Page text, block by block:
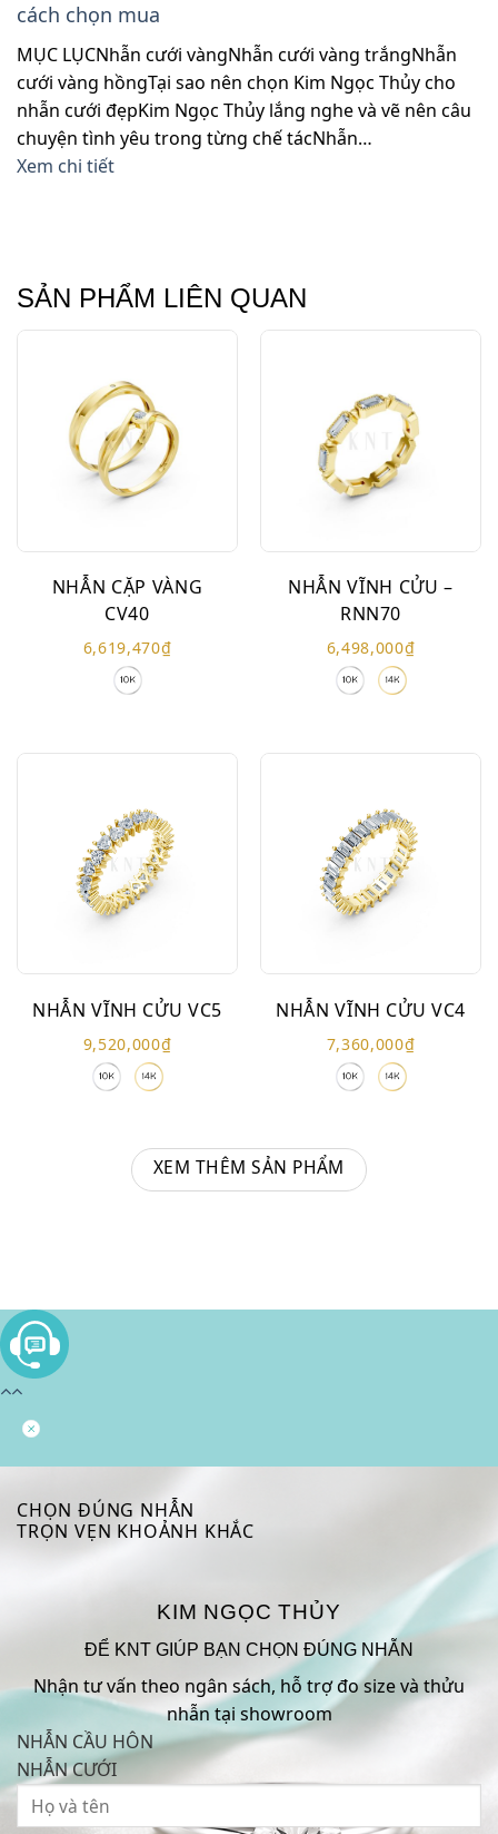
cách chọn mua
MỤC LỤCNhẫn cưới vàngNhẫn cưới vàng trắngNhẫn
cưới vàng hồngTại sao nên chọn Kim Ngọc Thủy cho
nhẫn cưới đẹpKim Ngọc Thủy lắng nghe và vẽ nên câu
chuyện tình yêu trong từng chế tácNhẫn…
Xem chi tiết
SẢN PHẨM LIÊN QUAN
NHẪN CẶP VÀNG
CV40
6,619,470₫
NHẪN VĨNH CỬU –
RNN70
6,498,000₫
NHẪN VĨNH CỬU VC5
9,520,000₫
NHẪN VĨNH CỬU VC4
7,360,000₫
XEM THÊM SẢN PHẨM
CHỌN ĐÚNG NHẪN
TRỌN VẸN KHOẢNH KHẮC
KIM NGỌC THỦY
ĐỂ KNT GIÚP BẠN CHỌN ĐÚNG NHẪN
Nhận tư vấn theo ngân sách, hỗ trợ đo size và thửu
nhẫn tại showroom
NHẪN CẦU HÔN
NHẪN CƯỚI